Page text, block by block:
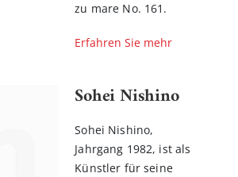
zu mare No. 161.
Erfahren Sie mehr
Sohei Nishino
Sohei Nishino,
Jahrgang 1982, ist als
Künstler für seine